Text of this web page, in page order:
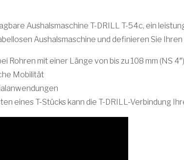
Aushalsmaschine T-DRILL T-54c, ein
Aushalsmaschine und definieren Sie
Rohren mit einer Länge von bis zu 108 mm (NS
Mobilität
eines T-Stücks kann die T-DRILL-Verbindung